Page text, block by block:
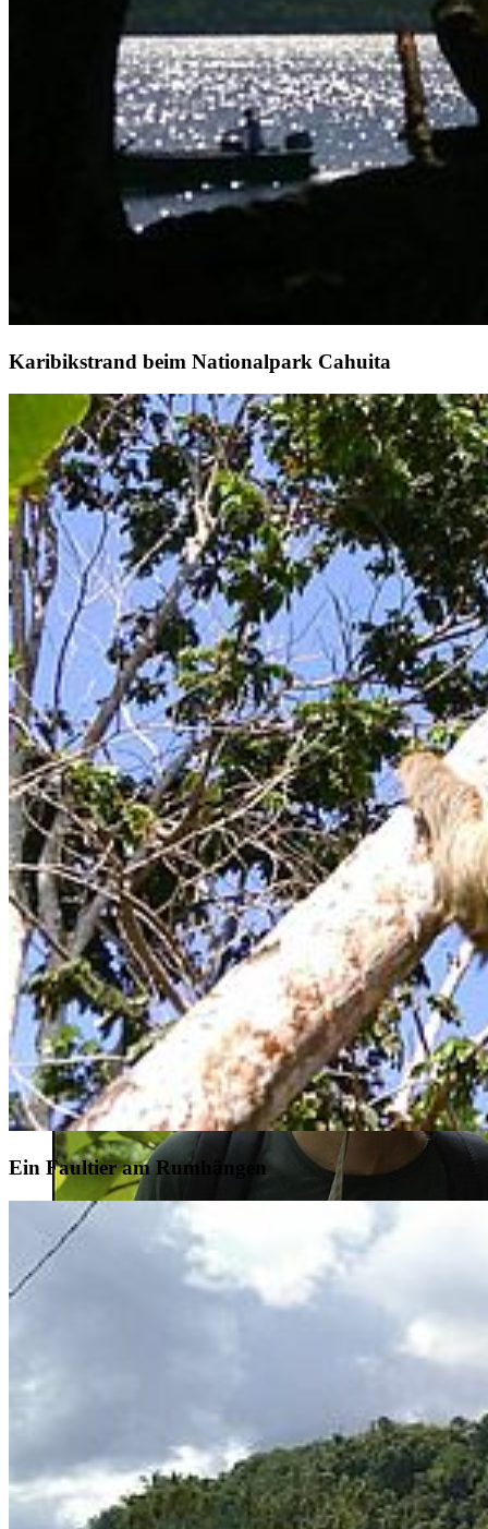
Karibikstrand beim Nationalpark Cahuita
Ein Faultier am Rumhängen
Go to slide 1
Go to slide 2
Go to slide 3
Go to slide 4
Go to slide 5
Julia Ellerbrok
Studium in Greifswald
Biodiversität & Ökologie (M.Sc.)
Aktivität im Ausland